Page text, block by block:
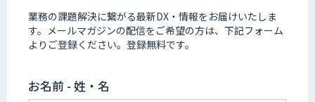
業務の課題解決に繋がる最新DX・情報をお届けいたしま
す。 メールマガジンの配信をご希望の方は、下記フォーム
よりご登録ください。登録無料です。
お名前 - 姓・名